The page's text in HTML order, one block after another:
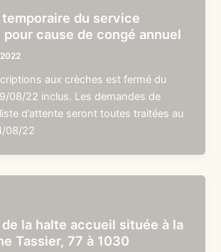
du service
cause de congé annuel
aux crèches est fermé du
08/22 inclus. Les demandes de
d’attente seront toutes traitées au
08/22
la halte accueil située à la
Tassier, 77 à 1030